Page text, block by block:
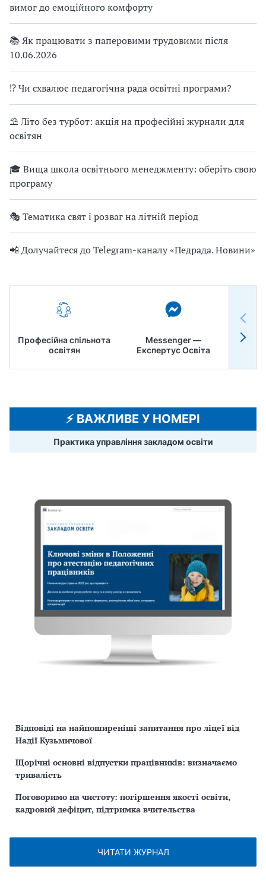
вимог до емоційного комфорту
📚 Як працювати з паперовими трудовими після
10.06.2026
⁉ Чи схвалює педагогічна рада освітні програми?
⛱ Літо без турбот: акція на професійні журнали для
освітян
🎓 Вища школа освітнього менеджменту: оберіть свою
програму
🎭 Тематика свят і розваг на літній період
📲 Долучайтеся до Telegram-каналу «Педрада. Новини»
Професійна спільнота
освітян
Messenger —
Експертус Освіта
⚡️ ВАЖЛИВЕ У НОМЕРІ
Практика управління закладом освіти
Відповіді на найпоширеніші запитання про ліцеї від
Надії Кузьмичової
Щорічні основні відпустки працівників: визначаємо
тривалість
Поговоримо на чистоту: погіршення якості освіти,
кадровий дефіцит, підтримка вчительства
ЧИТАТИ ЖУРНАЛ